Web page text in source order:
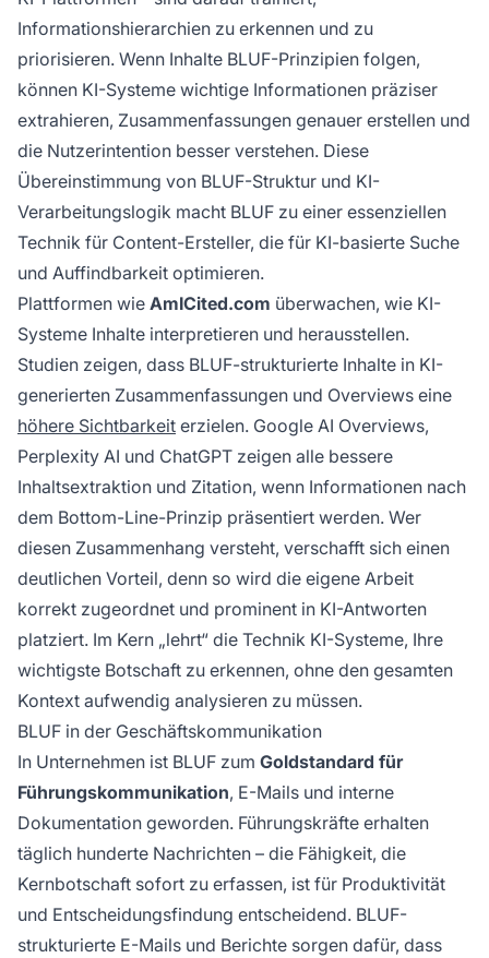
Informationshierarchien zu erkennen und zu
priorisieren. Wenn Inhalte BLUF-Prinzipien folgen,
können KI-Systeme wichtige Informationen präziser
extrahieren, Zusammenfassungen genauer erstellen und
die Nutzerintention besser verstehen. Diese
Übereinstimmung von BLUF-Struktur und KI-
Verarbeitungslogik macht BLUF zu einer essenziellen
Technik für Content-Ersteller, die für KI-basierte Suche
und Auffindbarkeit optimieren.
Plattformen wie AmICited.com überwachen, wie KI-
Systeme Inhalte interpretieren und herausstellen.
Studien zeigen, dass BLUF-strukturierte Inhalte in KI-
generierten Zusammenfassungen und Overviews eine
höhere Sichtbarkeit erzielen. Google AI Overviews,
Perplexity AI und ChatGPT zeigen alle bessere
Inhaltsextraktion und Zitation, wenn Informationen nach
dem Bottom-Line-Prinzip präsentiert werden. Wer
diesen Zusammenhang versteht, verschafft sich einen
deutlichen Vorteil, denn so wird die eigene Arbeit
korrekt zugeordnet und prominent in KI-Antworten
platziert. Im Kern „lehrt“ die Technik KI-Systeme, Ihre
wichtigste Botschaft zu erkennen, ohne den gesamten
Kontext aufwendig analysieren zu müssen.
BLUF in der Geschäftskommunikation
In Unternehmen ist BLUF zum Goldstandard für
Führungskommunikation, E-Mails und interne
Dokumentation geworden. Führungskräfte erhalten
täglich hunderte Nachrichten – die Fähigkeit, die
Kernbotschaft sofort zu erfassen, ist für Produktivität
und Entscheidungsfindung entscheidend. BLUF-
strukturierte E-Mails und Berichte sorgen dafür, dass